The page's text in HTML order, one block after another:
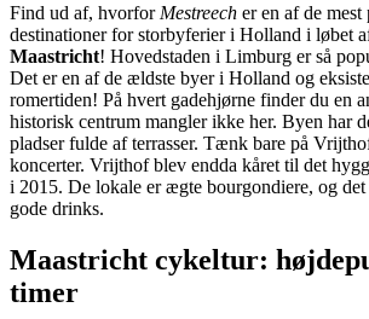
Find ud af, hvorfor Mestreech er en af de
destinationer for storbyferier i Holland i løbet
Maastricht! Hovedstaden i Limburg er så
Det er en af de ældste byer i Holland og
romertiden! På hvert gadehjørne finder du en
historisk centrum mangler ikke her. Byen har
pladser fulde af terrasser. Tænk bare på
koncerter. Vrijthof blev endda kåret til det
i 2015. De lokale er ægte bourgondiere, og
gode drinks.
Maastricht cykeltur:
timer